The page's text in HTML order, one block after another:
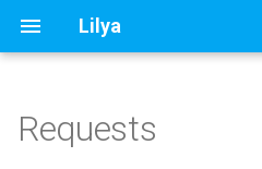
Lilya
A classe Request
Tasks
Lilya Client
Deployment
OpenAPI
Requests